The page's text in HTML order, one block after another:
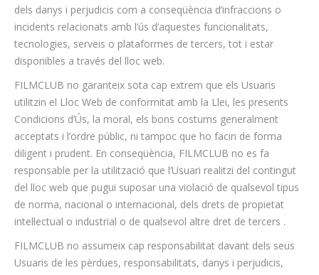
dels danys i perjudicis com a conseqüència d’infraccions o
incidents relacionats amb l’ús d’aquestes funcionalitats,
tecnologies, serveis o plataformes de tercers, tot i estar
disponibles a través del lloc web.
FILMCLUB no garanteix sota cap extrem que els Usuaris
utilitzin el Lloc Web de conformitat amb la Llei, les presents
Condicions d’Ús, la moral, els bons costums generalment
acceptats i l’ordre públic, ni tampoc que ho facin de forma
diligent i prudent. En conseqüència, FILMCLUB no es fa
responsable per la utilització que l’Usuari realitzi del contingut
del lloc web que pugui suposar una violació de qualsevol tipus
de norma, nacional o internacional, dels drets de propietat
intel·lectual o industrial o de qualsevol altre dret de tercers .
FILMCLUB no assumeix cap responsabilitat davant dels seus
Usuaris de les pèrdues, responsabilitats, danys i perjudicis,